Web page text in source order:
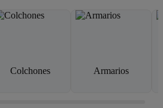
Colchones Armarios